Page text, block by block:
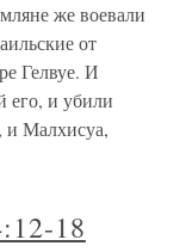
же воевали
от
Гелвуе. И
его, и убили
и Малхисуа,
18